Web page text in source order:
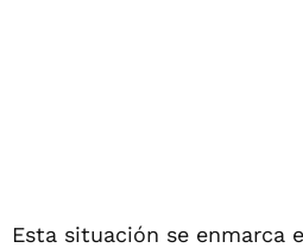
Esta situación se enmarca